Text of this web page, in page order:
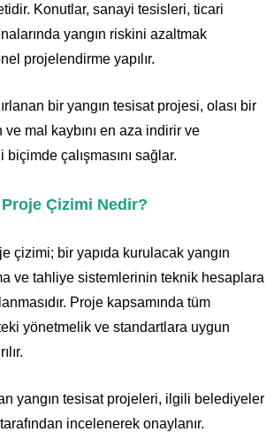
Konutlar, sanayi tesisleri, ticari
yangın riskini azaltmak
projelendirme yapılır.
bir yangın tesisat projesi, olası bir
ve mal kaybını en aza indirir ve
çalışmasını sağlar.
Proje Çizimi Nedir?
çizimi; bir yapıda kurulacak yangın
ve tahliye sistemlerinin teknik hesaplara
Proje kapsamında tüm
yönetmelik ve standartlara uygun
yangın tesisat projeleri, ilgili belediyeler
incelenerek onaylanır.